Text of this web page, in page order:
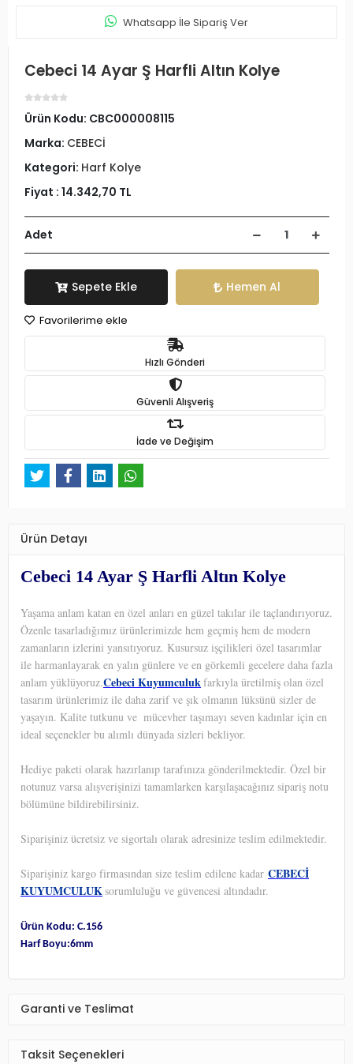
Whatsapp İle Sipariş Ver
Cebeci 14 Ayar Ş Harfli Altın Kolye
Ürün Kodu: CBC000008115
Marka: CEBECİ
Kategori: Harf Kolye
Fiyat : 14.342,70 TL
Adet
Sepete Ekle Hemen Al
Favorilerime ekle
Hızlı Gönderi
Güvenli Alışveriş
İade ve Değişim
Ürün Detayı
Cebeci 14 Ayar Ş Harfli Altın Kolye
Yaşama anlam katan en özel anları en güzel takılar ile taçlandırıyoruz.
Özenle tasarladığımız ürünlerimizde hem geçmiş hem de modern
zamanların izlerini yansıtıyoruz. Kusursuz işçilikleri özel tasarımlar
ile harmanlayarak en yalın günlere ve en görkemli gecelere daha fazla
anlam yüklüyoruz.Cebeci Kuyumculukfarkıyla üretilmiş olan özel
tasarım ürünlerimiz ile daha zarif ve şık olmanın lüksünü sizler de
yaşayın. Kalite tutkunu ve mücevher taşımayı seven kadınlar için en
ideal seçenekler bu alımlı dünyada sizleri bekliyor.
Hediye paketi olarak hazırlanıp tarafınıza gönderilmektedir. Özel bir
notunuz varsa alışverişinizi tamamlarken karşılaşacağınız sipariş notu
bölümüne bildirebilirsiniz.
Siparişiniz ücretsiz ve sigortalı olarak adresinize teslim edilmektedir.
Siparişiniz kargo firmasından size teslim edilene kadar CEBECİ
KUYUMCULUKsorumluluğu ve güvencesi altındadır.
Ürün Kodu: C.156
Harf Boyu:6mm
Garanti ve Teslimat
Taksit Seçenekleri